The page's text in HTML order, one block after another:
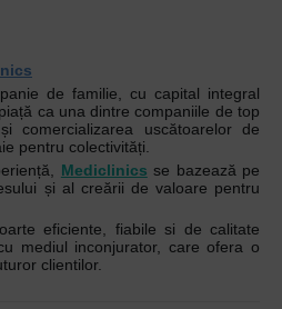
de familie, cu capital integral
ca una dintre companiile de top
comercializarea uscătoarelor de
pentru colectivități.
Mediclinics se bazează pe
și al creării de valoare pentru
eficiente, fiabile si de calitate
mediul inconjurator, care ofera o
clientilor.